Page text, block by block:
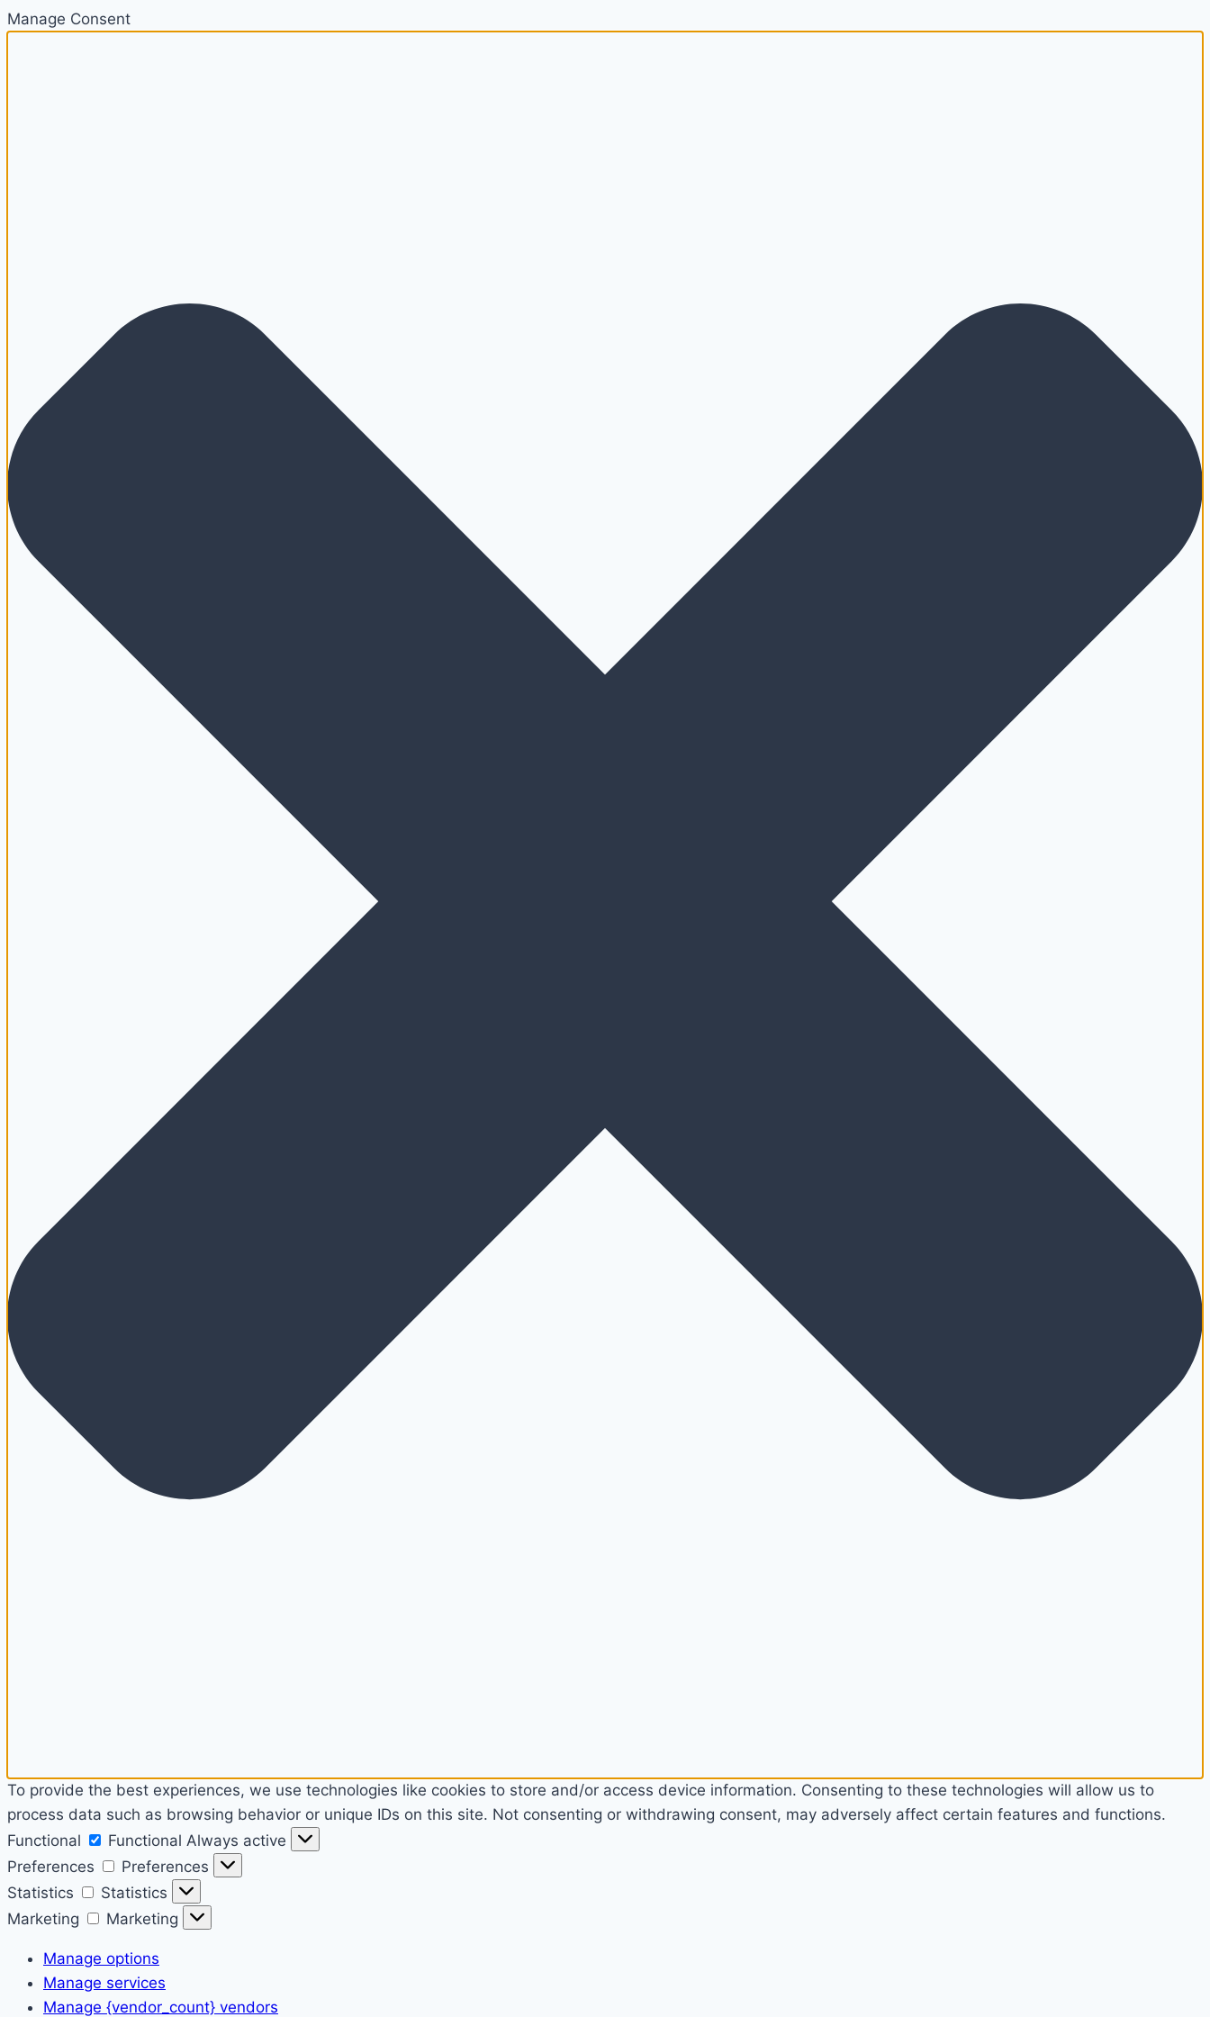
Manage Consent
To provide the best experiences, we use technologies like cookies to store and/or access device information. Consenting to these technologies will allow us to
process data such as browsing behavior or unique IDs on this site. Not consenting or withdrawing consent, may adversely affect certain features and functions.
Functional
Functional Always active
Preferences
Preferences
Statistics
Statistics
Marketing
Marketing
Manage options
Manage services
Manage {vendor_count} vendors